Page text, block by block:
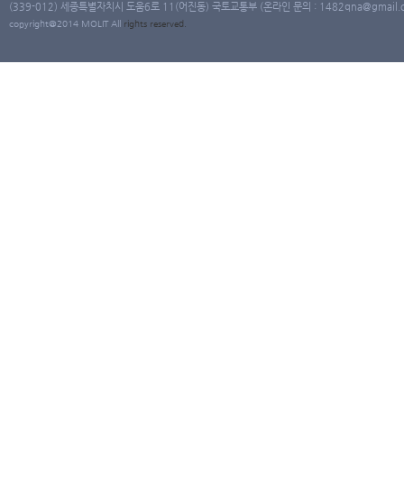
(339-012) 세종특별자치시 도움6로 11(어진동) 국토교통부 (온라인 문의 :
copyright@2014 MOLIT All rights reserved.